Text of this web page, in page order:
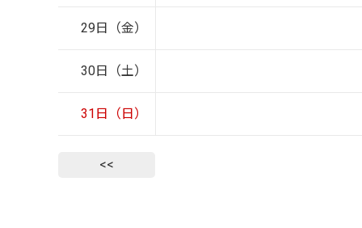
29日（金）
30日（土）
31日（日）
<<